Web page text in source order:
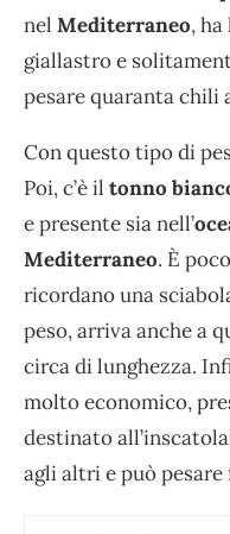
nel Mediterraneo,
giallastro e
pesare quaranta chili
Con questo tipo di
Poi, c’è il tonno
e presente sia nell’
Mediterraneo. È poco
ricordano una
peso, arriva anche a
circa di lunghezza.
molto economico,
destinato
agli altri e può